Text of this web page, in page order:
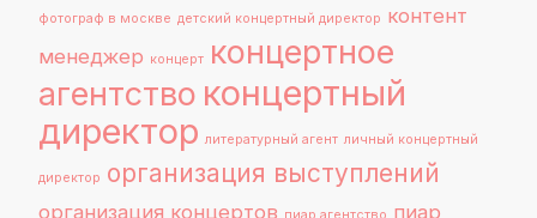
фотограф в москве детский концертный директор контент
менеджер концерт концертное
агентство концертный
директор литературный агент личный концертный
директор организация выступлений
организация концертов
пиар